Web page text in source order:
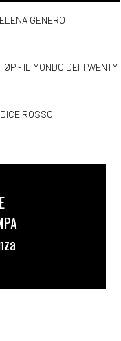
GENERO
- IL MONDO DEI TWENTY
ROSSO